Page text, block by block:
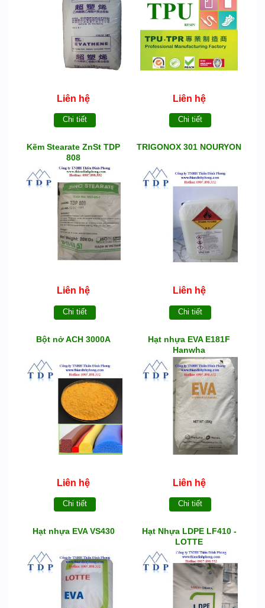
Liên hệ
Chi tiết
Liên hệ
Chi tiết
Kẽm Stearate ZnSt TDP
808
Liên hệ
Chi tiết
TRIGONOX 301 NOURYON
Liên hệ
Chi tiết
Bột nở ACH 3000A
Liên hệ
Chi tiết
Hạt nhựa EVA E181F
Hanwha
Liên hệ
Chi tiết
Hạt nhựa EVA VS430
Hạt Nhựa LDPE LF410 -
LOTTE